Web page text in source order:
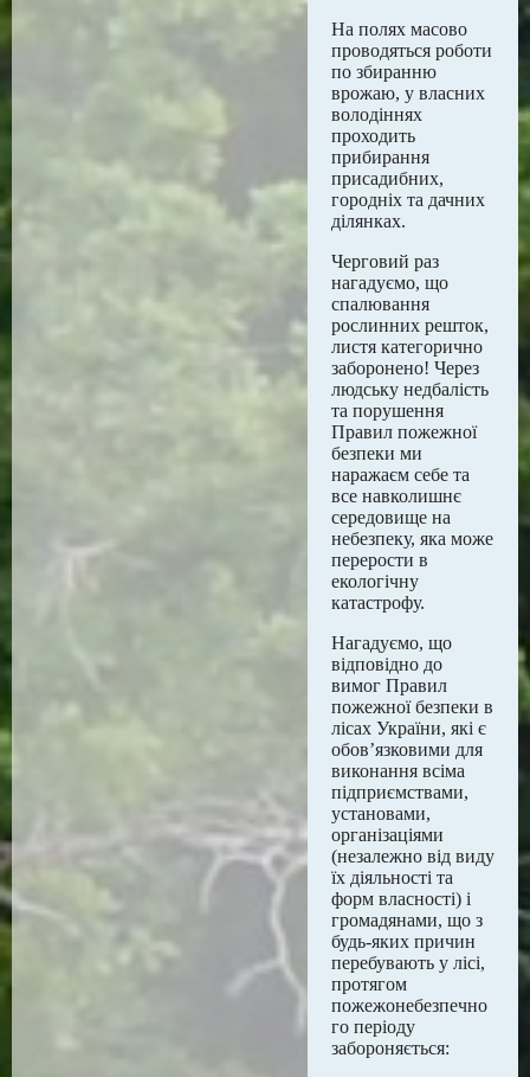
На полях масово
проводяться роботи
по збиранню
врожаю, у власних
володіннях
проходить
прибирання
присадибних,
городніх та дачних
ділянках.
Черговий раз
нагадуємо, що
спалювання
рослинних решток,
листя категорично
заборонено! Через
людську недбалість
та порушення
Правил пожежної
безпеки ми
наражаєм себе та
все навколишнє
середовище на
небезпеку, яка може
перерости в
екологічну
катастрофу.
Нагадуємо, що
відповідно до
вимог Правил
пожежної безпеки в
лісах України, які є
обов’язковими для
виконання всіма
підприємствами,
установами,
організаціями
(незалежно від виду
їх діяльності та
форм власності) і
громадянами, що з
будь-яких причин
перебувають у лісі,
протягом
пожежонебезпечно
го періоду
забороняється: